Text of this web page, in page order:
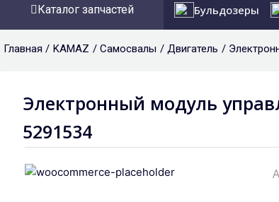
Каталог запчастей Бульдозеры
Главная / KAMAZ / Самосвалы / Двигатель /
Электронный модуль
5291534